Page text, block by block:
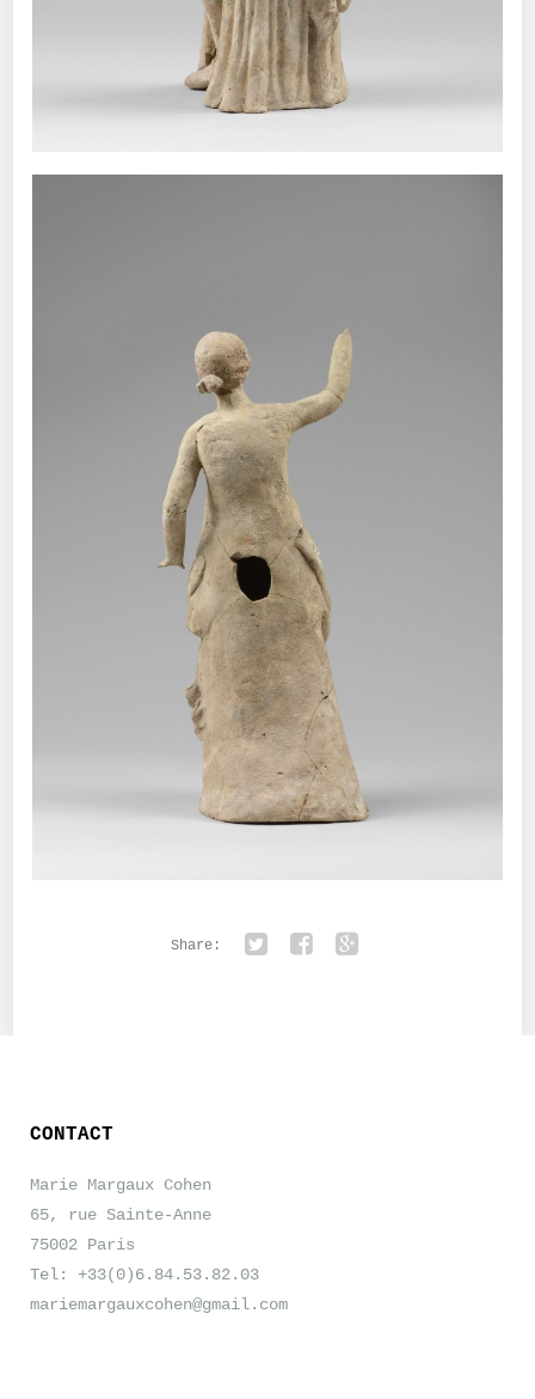
Share:
CONTACT
Marie Margaux Cohen
65, rue Sainte-Anne
75002 Paris
Tel: +33(0)6.84.53.82.03
mariemargauxcohen@gmail.com